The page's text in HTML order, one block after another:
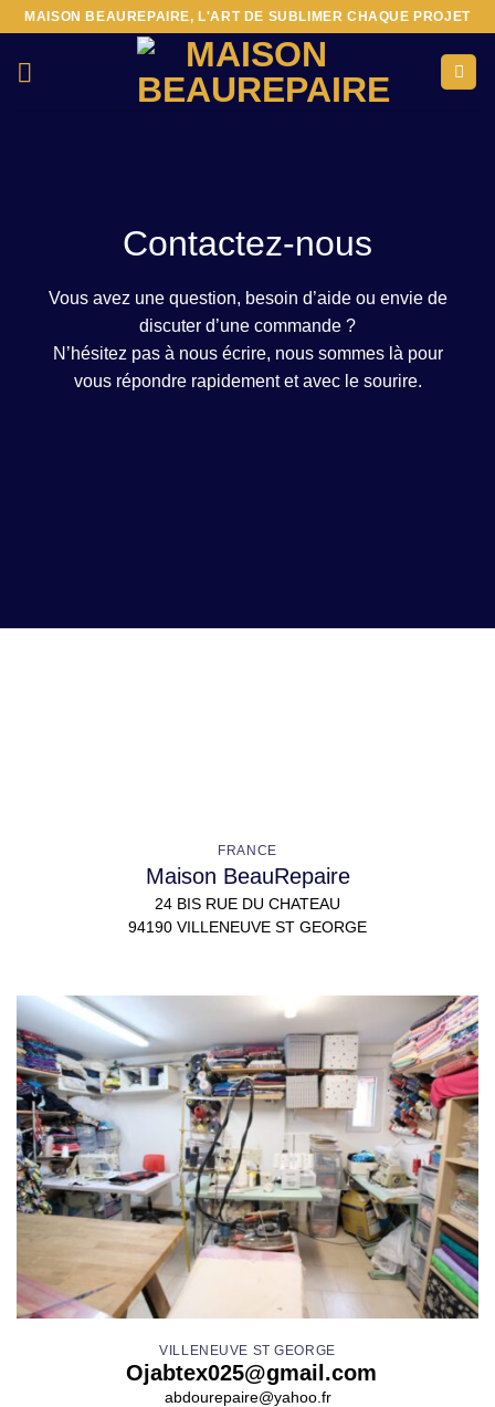
Passer
contenu
MAISON BEAUREPAIRE, L'ART DE SUBLIMER CHAQUE PROJET
Contactez-nous
Vous avez une question, besoin d’aide ou envie de
discuter d’une commande ?
N’hésitez pas à nous écrire, nous sommes là pour
vous répondre rapidement et avec le sourire.
FRANCE
Maison BeauRepaire
24 BIS RUE DU CHATEAU
94190 VILLENEUVE ST GEORGE
VILLENEUVE ST GEORGE
Ojabtex025@gmail.com
abdourepaire@yahoo.fr